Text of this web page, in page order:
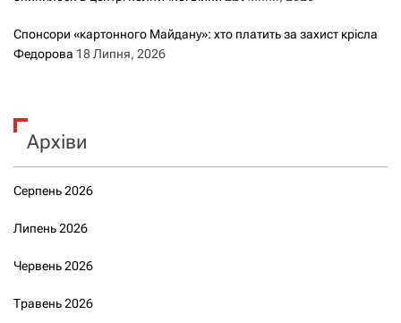
Спонсори «картонного Майдану»: хто платить за захист крісла
Федорова 18 Липня, 2026
Архіви
Серпень 2026
Липень 2026
Червень 2026
Травень 2026